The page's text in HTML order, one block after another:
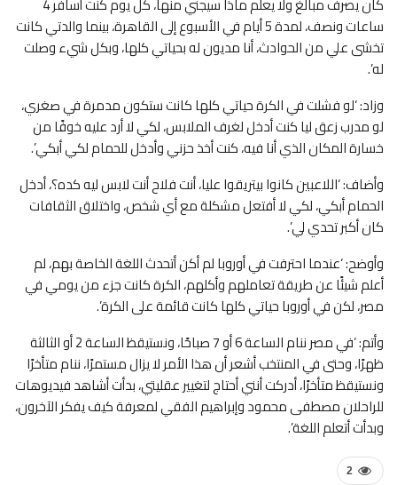
ساعات ونصف، لمدة 5 أيام في الأسبوع إلى القاهرة، بينما والدتي كانت
تخشى علي من الحوادث، أنا مديون له بحياتي كلها، وبكل شيء وصلت
له’.
وزاد: ‘لو فشلت في الكرة حياتي كلها كانت ستكون مدمرة في صغري،
لو مدرب زعق ليا كنت أدخل لغرف الملابس، لكي لا أرد عليه خوفًا من
خسارة المكان الذي أنا فيه، كنت أخذ حزني وأدخل للحمام لكي أبكي’.
وأضاف: ‘اللاعبين كانوا بيتريقوا عليا، أنت فلاح أنت لابس ليه كده؟، أدخل
الحمام أبكي، لكي لا أفتعل مشكلة مع أي شخص، واختلاق الثقافات
كان أكبر تحدي لي’.
وأوضح: ‘عندما احترفت في أوروبا لم أكن أتحدث اللغة الخاصة بهم، لم
أعلم شيئًا عن طريقة تعاملهم وأكلهم، الكرة كانت جزء من يومي في
مصر، لكن في أوروبا حياتي كلها كانت قائمة على الكرة’.
وأتم: ‘في مصر ننام الساعة 6 أو 7 صباحًا، ونستيقظ الساعة 2 أو الثالثة
ظهرًا، وحتى في المنتخب أشعر أن هذا الأمر لا يزال مستمرًا، ننام متأخرًا
ونستيقظ متأخرًا، أدركت أنني أحتاج لتغيير عقليتي، بدأت أشاهد فيديوهات
للراحلان مصطفى محمود وإبراهيم الفقي لمعرفة كيف يفكر الآخرون،
وبدأت أتعلم اللغة’.
2